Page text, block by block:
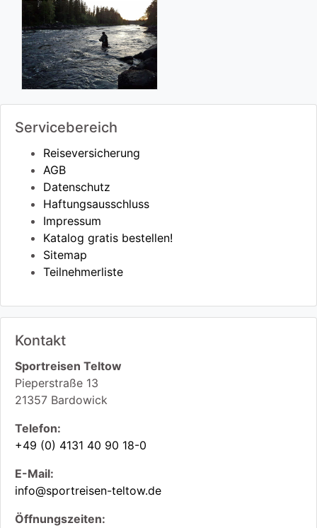
Servicebereich
Reiseversicherung
AGB
Datenschutz
Haftungsausschluss
Impressum
Katalog gratis bestellen!
Sitemap
Teilnehmerliste
Kontakt
Sportreisen Teltow
Pieperstraße 13
21357 Bardowick
Telefon:
+49 (0) 4131 40 90 18-0
E-Mail:
info@sportreisen-teltow.de
Öffnungszeiten: